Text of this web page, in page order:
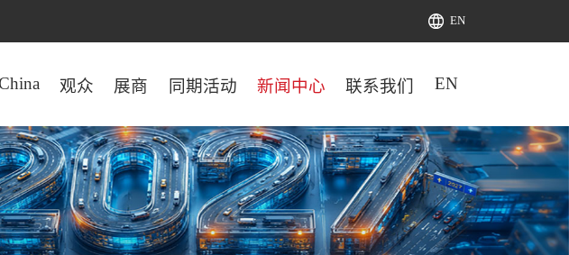
EN
观众 展商 同期活动 新闻中心 联系我们 EN